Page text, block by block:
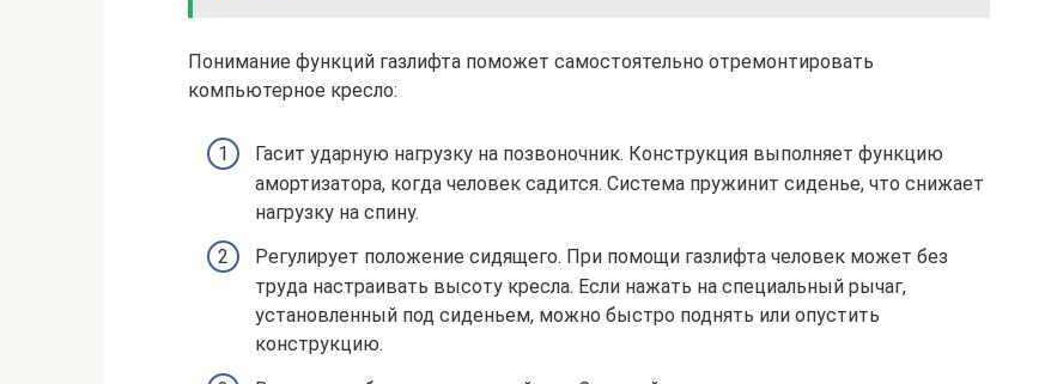
Понимание функций газлифта поможет самостоятельно отремонтировать
компьютерное кресло:
Гасит ударную нагрузку на позвоночник. Конструкция выполняет функцию
амортизатора, когда человек садится. Система пружинит сиденье, что снижает
нагрузку на спину.
Регулирует положение сидящего. При помощи газлифта человек может без
труда настраивать высоту кресла. Если нажать на специальный рычаг,
установленный под сиденьем, можно быстро поднять или опустить
конструкцию.